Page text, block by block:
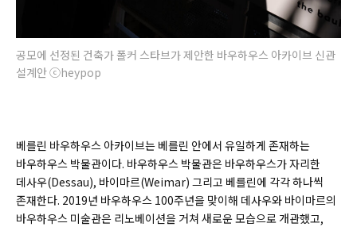
공모에 선정된 건축가 폴커 스타브가 제안한 바우하우스 아카이브 신관
설계안 ⓒheypop
베를린 바우하우스 아카이브는 베를린 안에서 유일하게 존재하는
바우하우스 박물관이다. 바우하우스 박물관은 바우하우스가 자리한
데사우(Dessau), 바이마르(Weimar) 그리고 베를린에 각각 하나씩
존재한다. 2019년 바우하우스 100주년을 맞이해 데사우와 바이마르의
바우하우스 미술관은 리노베이션을 거쳐 새로운 모습으로 개관했고,